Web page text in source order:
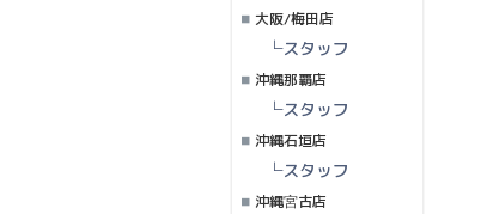
大阪/梅田店
└スタッフ
沖縄那覇店
└スタッフ
沖縄石垣店
└スタッフ
沖縄宮古店